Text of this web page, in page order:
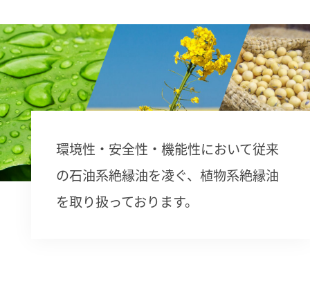
環境性・安全性・機能性において従来
の石油系絶縁油を凌ぐ、植物系絶縁油
を取り扱っております。